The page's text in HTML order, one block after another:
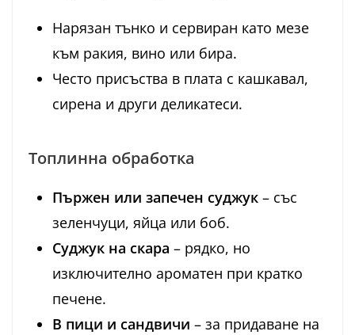
Нарязан тънко и сервиран като мезе
към ракия, вино или бира.
Често присъства в плата с кашкавал,
сирена и други деликатеси.
Топлинна обработка
Пържен или запечен суджук – със
зеленчуци, яйца или боб.
Суджук на скара – рядко, но
изключително ароматен при кратко
печене.
В пици и сандвичи – за придаване на